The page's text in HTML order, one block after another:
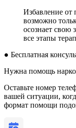
Избавление от
возможно
осознает свою
все этапы
● Бесплатная
Нужна помощь
Оставьте номер
вашей ситуации,
формат помощи